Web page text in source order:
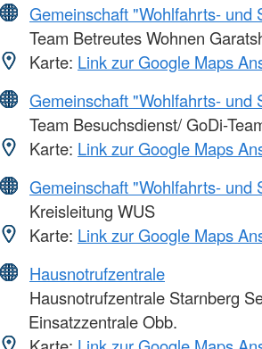
Gemeinschaft "Wohlfahrts- und
Team Betreutes Wohnen
Karte: Link zur Google Maps
Gemeinschaft "Wohlfahrts- und
Team Besuchsdienst/ GoDi-
Karte: Link zur Google Maps
Gemeinschaft "Wohlfahrts- und
Kreisleitung WUS
Karte: Link zur Google Maps
Hausnotrufzentrale
Hausnotrufzentrale Starnberg
Einsatzzentrale Obb.